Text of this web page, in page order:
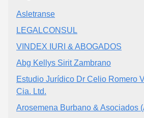
Asletranse
LEGALCONSUL
VINDEX IURI & ABOGADOS
Abg Kellys Sirit Zambrano
Estudio Jurídico Dr Celio Romero
Cia. Ltd.
Arosemena Burbano & Asociados